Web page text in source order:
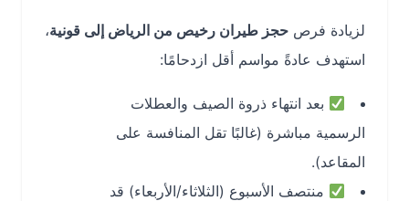
لزيادة فرص حجز طيران رخيص من الرياض إلى قونية،
استهدف عادةً مواسم أقل ازدحامًا:
بعد انتهاء ذروة الصيف والعطلات
الرسمية مباشرة (غالبًا تقل المنافسة على
المقاعد).
منتصف الأسبوع (الثلاثاء/الأربعاء) قد